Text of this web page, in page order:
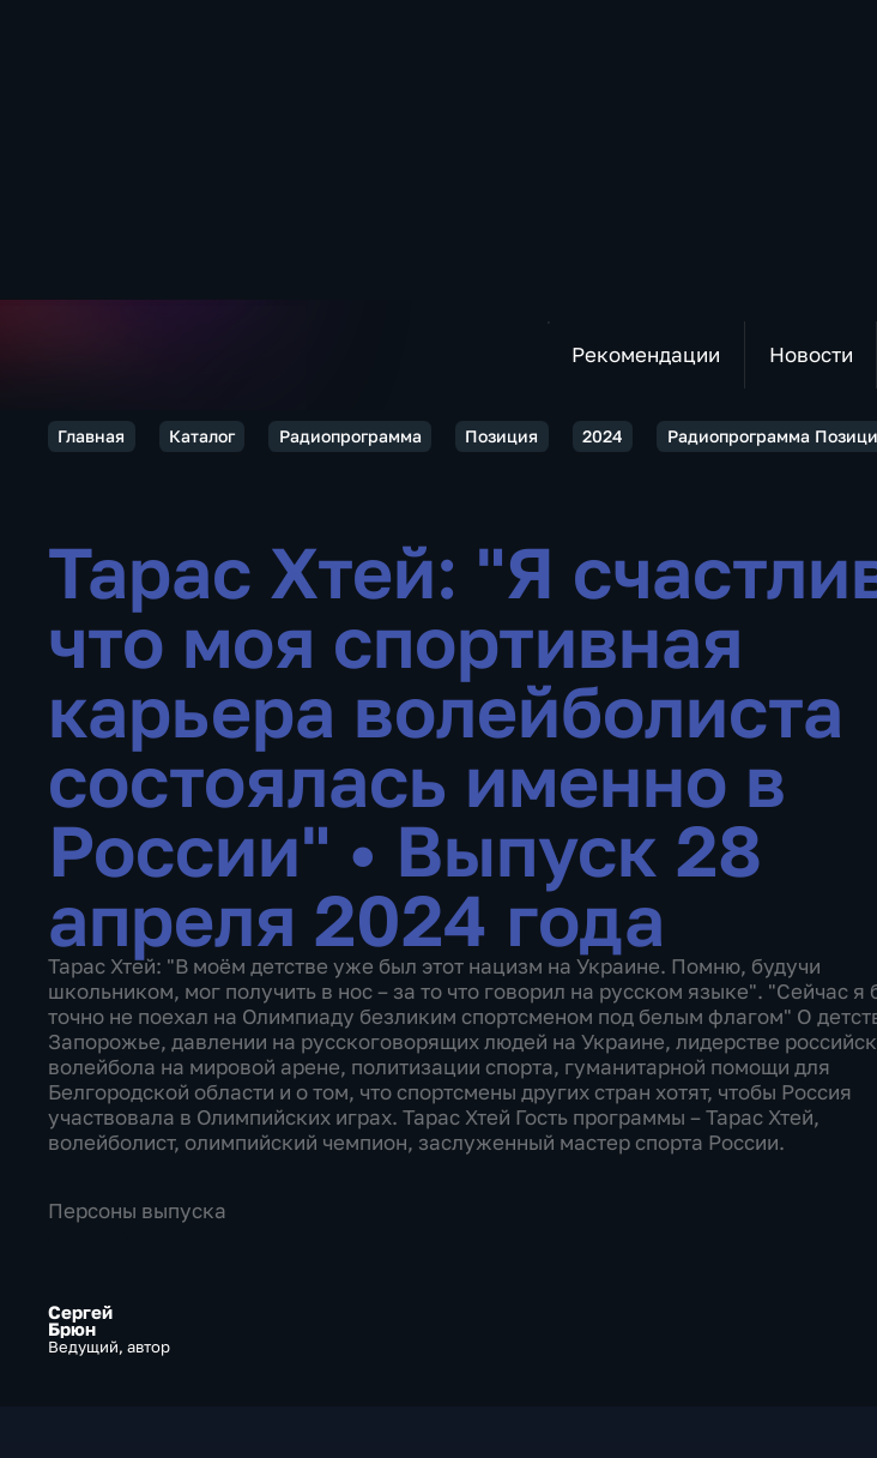
Рекомендации Новости
Главная Каталог Радиопрограмма Позиция 2024 Радиопрограмма
Тарас Хтей: "Я
что моя спортивная
карьера волейболиста
состоялась именно в
России" • Выпуск 28
апреля 2024 года
Тарас Хтей: "В моём детстве уже был этот нацизм на Украине. Помню, будучи
школьником, мог получить в нос – за то что говорил на русском языке". "Сейчас я
точно не поехал на Олимпиаду безликим спортсменом под белым флагом" О
Запорожье, давлении на русскоговорящих людей на Украине, лидерстве
волейбола на мировой арене, политизации спорта, гуманитарной помощи для
Белгородской области и о том, что спортсмены других стран хотят, чтобы Россия
участвовала в Олимпийских играх. Тарас Хтей Гость программы – Тарас Хтей,
волейболист, олимпийский чемпион, заслуженный мастер спорта России.
Персоны выпуска
Сергей
Брюн
Ведущий, автор